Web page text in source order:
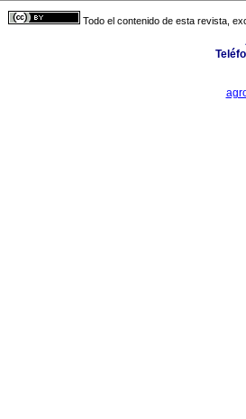
Todo el contenido de esta revista,